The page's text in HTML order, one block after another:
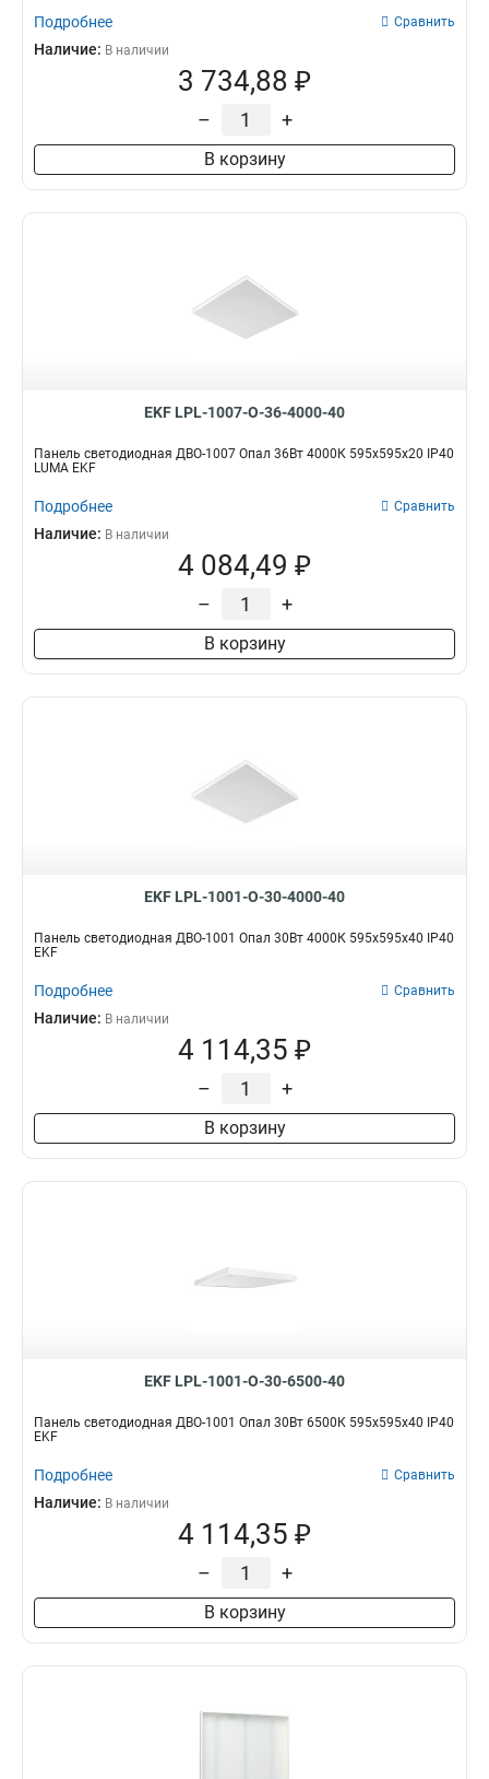
Подробнее Сравнить
Наличие: В наличии
3 734,88 ₽
– +
В корзину
EKF LPL-1007-O-36-4000-40
Панель светодиодная ДВО-1007 Опал 36Вт 4000К 595х595х20 IP40
LUMA EKF
Подробнее Сравнить
Наличие: В наличии
4 084,49 ₽
– +
В корзину
EKF LPL-1001-O-30-4000-40
Панель светодиодная ДВО-1001 Опал 30Вт 4000К 595x595x40 IP40
EKF
Подробнее Сравнить
Наличие: В наличии
4 114,35 ₽
– +
В корзину
EKF LPL-1001-O-30-6500-40
Панель светодиодная ДВО-1001 Опал 30Вт 6500К 595x595x40 IP40
EKF
Подробнее Сравнить
Наличие: В наличии
4 114,35 ₽
– +
В корзину